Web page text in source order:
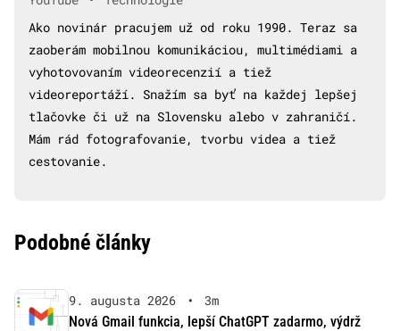
Ako novinár pracujem už od roku 1990. Teraz sa
zaoberám mobilnou komunikáciou, multimédiami a
vyhotovovaním videorecenzií a tiež
videoreportáží. Snažím sa byť na každej lepšej
tlačovke či už na Slovensku alebo v zahraničí.
Mám rád fotografovanie, tvorbu videa a tiež
cestovanie.
Podobné články
9. augusta 2026 •
3m
Nová Gmail funkcia, lepší ChatGPT zadarmo, výdrž